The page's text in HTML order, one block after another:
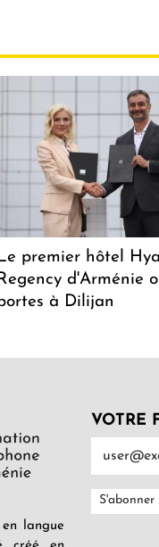
Le premier hôtel
Regency d'Arménie
à Dilijan
langue
VOTRE